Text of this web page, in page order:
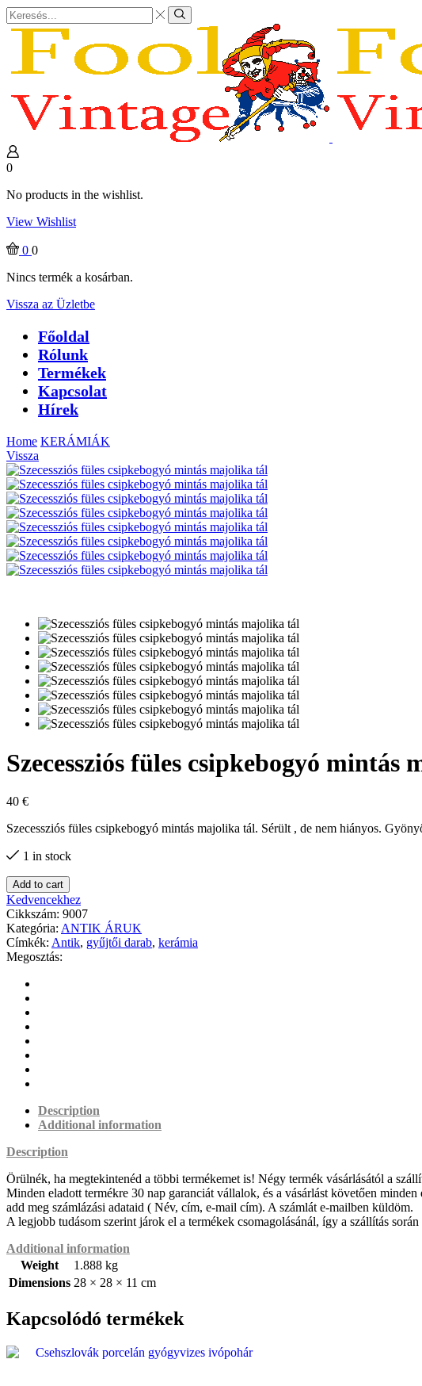
Search
input
Search
0
No products in the wishlist.
View Wishlist
0 0
Nincs termék a kosárban.
Vissza az Üzletbe
Főoldal
Rólunk
Termékek
Kapcsolat
Hírek
Home KERÁMIÁK
Vissza
Szecessziós füles csipkebogyó
40 €
Szecessziós füles csipkebogyó mintás majolika tál. Sérült , de nem hiányos.
1 in stock
Add to cart
Kedvencekhez
Cikkszám: 9007
Kategória: ANTIK ÁRUK
Címkék: Antik, gyűjtői darab, kerámia
Megosztás:
Description
Additional information
Description
Örülnék, ha megtekintenéd a többi termékemet is! Négy termék vásárlásától a
Minden eladott termékre 30 nap garanciát vállalok, és a vásárlást követően
add meg számlázási adataid ( Név, cím, e-mail cím). A számlát e-mailben küldöm.
A legjobb tudásom szerint járok el a termékek csomagolásánál, így a szállítás
Additional information
Weight
1.888 kg
Dimensions 28 × 28 × 11 cm
Kapcsolódó termékek